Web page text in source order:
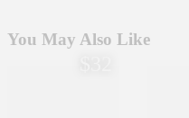
You May Also Like